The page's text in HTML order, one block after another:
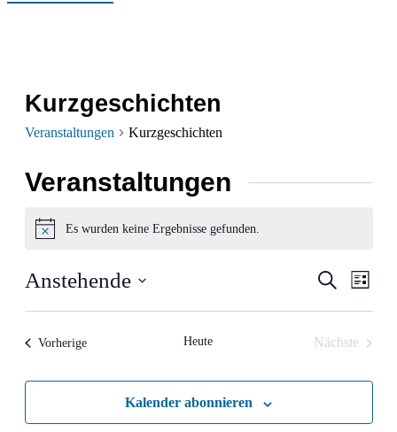
Kurzgeschichten
Veranstaltungen Kurzgeschichten
Veranstaltungen
Hinweis
Es wurden keine Ergebnisse gefunden.
Suche
und
SucheListe
Anstehende
VorherigeVeranstaltungen Heute
Nächste
Kalender abonnieren